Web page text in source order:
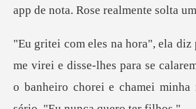
disse-lhes para se
o banheiro chorei e